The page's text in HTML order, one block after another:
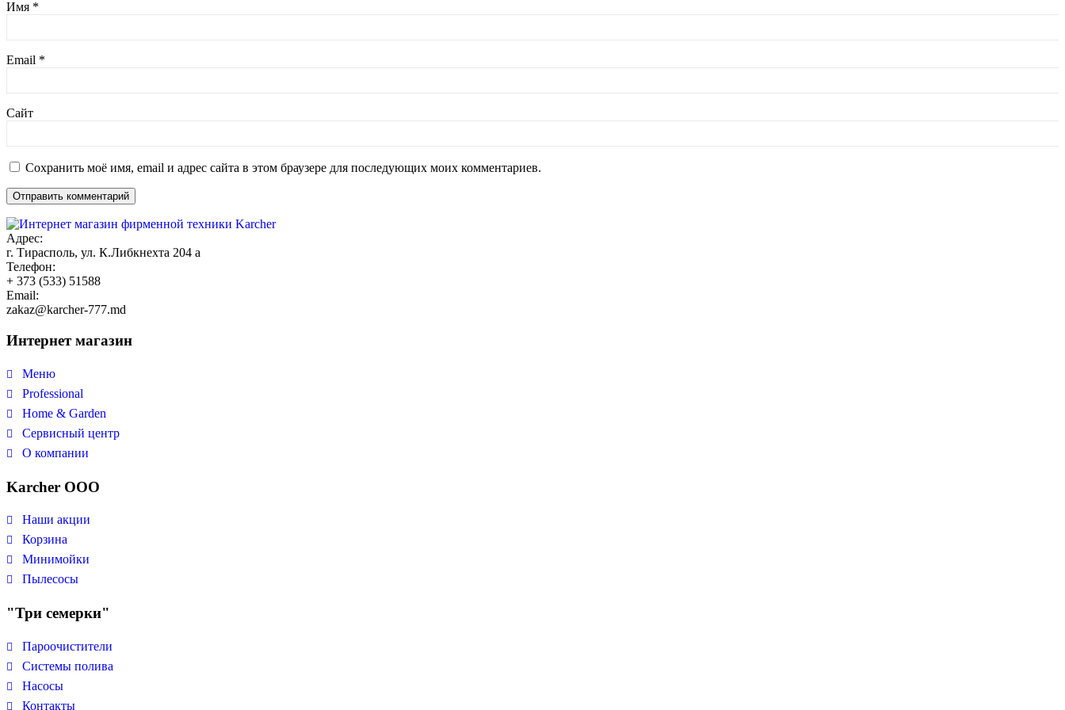
Имя *
Email *
Сайт
Сохранить моё имя, email и адрес сайта в этом браузере для последующих моих комментариев.
Адрес:
г. Тирасполь, ул. К.Либкнехта 204 а
Телефон:
+ 373 (533) 51588
Email:
zakaz@karcher-777.md
Интернет магазин
Меню
Professional
Home & Garden
Сервисный центр
О компании
Karcher ООО
Наши акции
Корзина
Минимойки
Пылесосы
"Три семерки"
Пароочистители
Системы полива
Насосы
Контакты